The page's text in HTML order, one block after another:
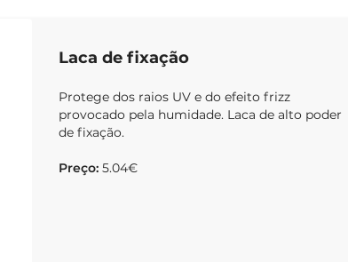
Laca de fixação
Protege dos raios UV e do efeito frizz
provocado pela humidade. Laca de alto poder
de fixação.
Preço: 5.04€